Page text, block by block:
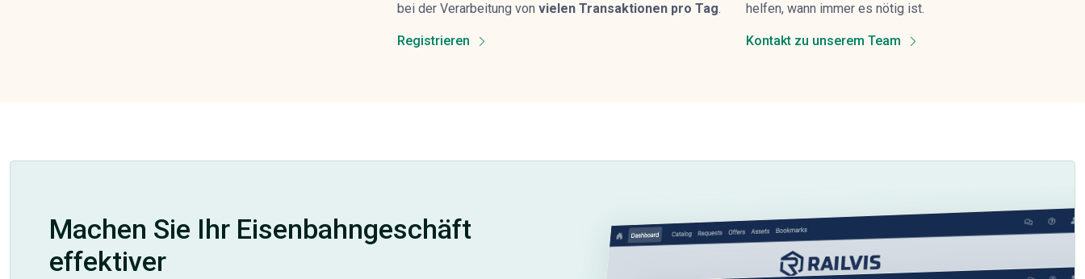
bei der Verarbeitung von vielen Transaktionen pro Tag.
Registrieren
helfen, wann immer es nötig ist.
Kontakt zu unserem Team
Machen Sie Ihr Eisenbahngeschäft
effektiver